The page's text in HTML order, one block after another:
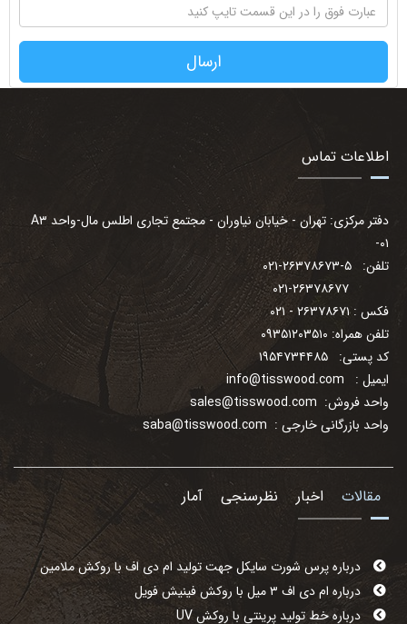
ارسال
اطلاعات تماس
دفتر مرکزی: تهران - خیابان نیاوران - مجتمع تجاری اطلس مال-واحد A۳
-۰۱
تلفن: ۵-۲۶۳۷۸۶۷۳-۰۲۱
فکس : ۲۶۳۷۸۶۷۱ - ۰۲۱
تلفن همراه: ۰۹۳۵۱۲۰۳۵۱۰
کد پستی: ۱۹۵۴۷۳۴۴۸۵
ایمیل : info@tisswood.com
واحد فروش: sales@tisswood.com
واحد بازرگانی خارجی : saba@tisswood.com
مقالات اخبار نظرسنجی آمار
درباره پرس شورت سایکل جهت تولید ام دی اف با روکش ملامین
درباره ام دی اف ۳ میل با روکش فینیش فویل
درباره خط تولید پرینتی با روکش UV